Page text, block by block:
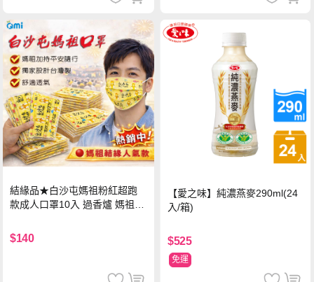
結緣品★白沙屯媽祖粉紅超跑
款成人口罩10入 過香爐 媽祖加
$140
【愛之味】純濃燕麥290ml(24
入/箱)
$525
免運